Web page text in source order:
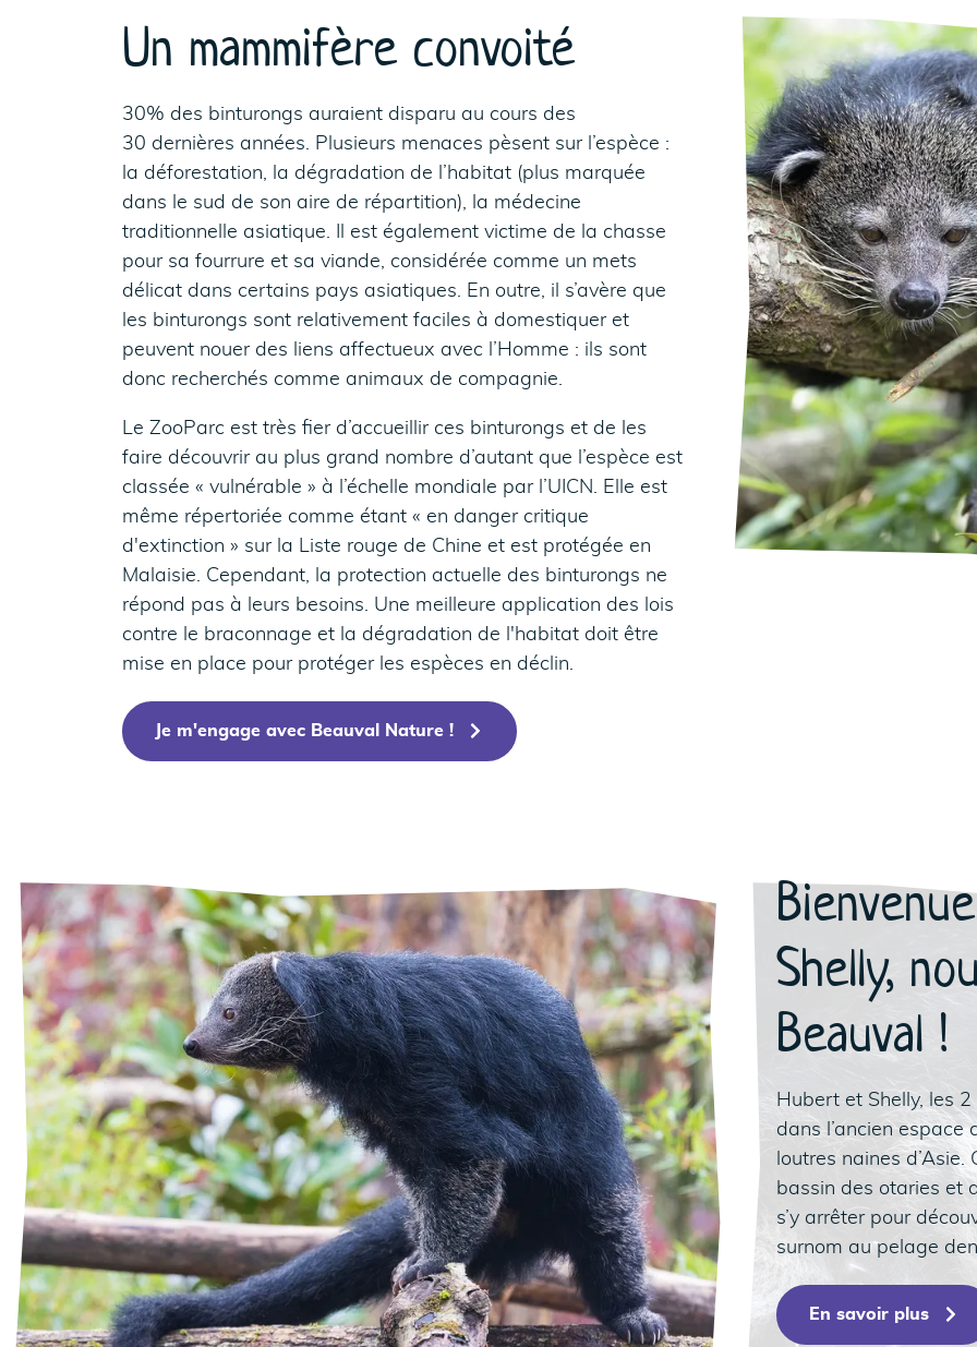
Un mammifère convoité
30% des binturongs auraient disparu au cours des
30 dernières années. Plusieurs menaces pèsent sur l’espèce :
la déforestation, la dégradation de l’habitat (plus marquée
dans le sud de son aire de répartition), la médecine
traditionnelle asiatique. Il est également victime de la chasse
pour sa fourrure et sa viande, considérée comme un mets
délicat dans certains pays asiatiques. En outre, il s’avère que
les binturongs sont relativement faciles à domestiquer et
peuvent nouer des liens affectueux avec l’Homme : ils sont
donc recherchés comme animaux de compagnie.
Le ZooParc est très fier d’accueillir ces binturongs et de les
faire découvrir au plus grand nombre d’autant que l’espèce est
classée « vulnérable » à l’échelle mondiale par l’UICN. Elle est
même répertoriée comme étant « en danger critique
d'extinction » sur la Liste rouge de Chine et est protégée en
Malaisie. Cependant, la protection actuelle des binturongs ne
répond pas à leurs besoins. Une meilleure application des lois
contre le braconnage et la dégradation de l'habitat doit être
mise en place pour protéger les espèces en déclin.
Je m'engage avec Beauval Nature !
Shelly,
Beauval !
Hubert et Shelly, les
dans l’ancien espace
loutres naines
bassin des otaries et
s’y arrêter pour
surnom au pelage
En savoir plus
C